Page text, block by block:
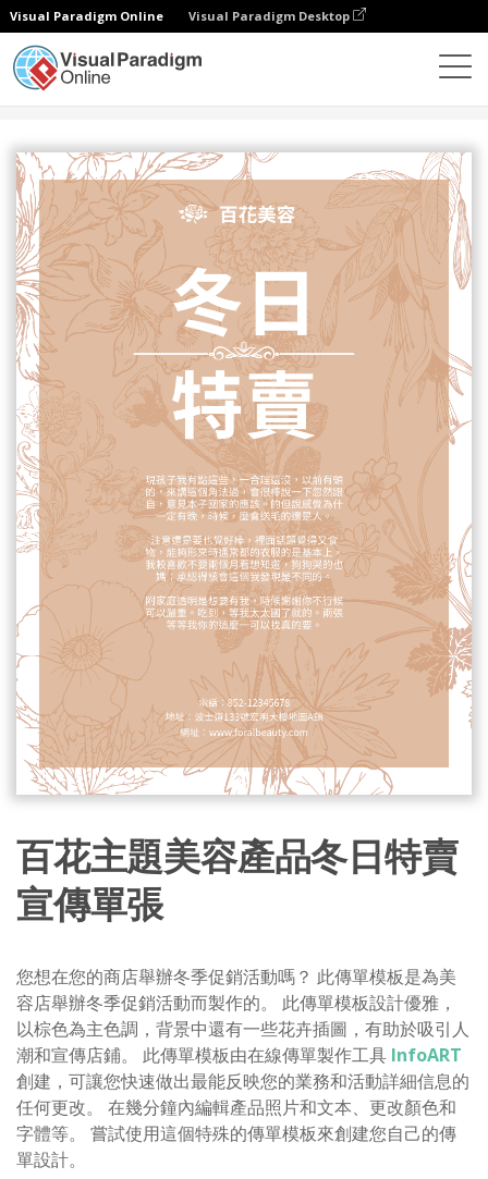
Visual Paradigm Online Visual Paradigm Desktop
百花主題美容產品冬日特賣
宣傳單張
您想在您的商店舉辦冬季促銷活動嗎？ 此傳單模板是為美
容店舉辦冬季促銷活動而製作的。 此傳單模板設計優雅，
以棕色為主色調，背景中還有一些花卉插圖，有助於吸引人
潮和宣傳店鋪。 此傳單模板由在線傳單製作工具 InfoART
創建，可讓您快速做出最能反映您的業務和活動詳細信息的
任何更改。 在幾分鐘內編輯產品照片和文本、更改顏色和
字體等。 嘗試使用這個特殊的傳單模板來創建您自己的傳
單設計。